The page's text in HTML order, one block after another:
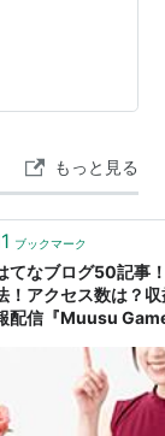
ます。
もっと見る
ブックマーク
てなブログ50記事
！アクセス数は？
配信『Muusu